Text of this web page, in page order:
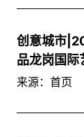
创意城市
品龙岗国际
来源：首页